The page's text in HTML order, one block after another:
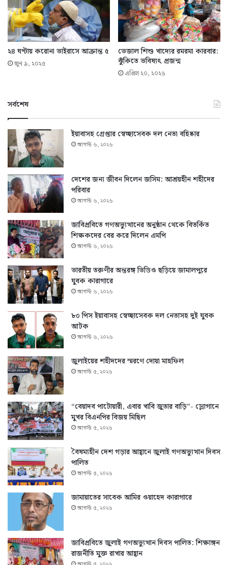
২৪ ঘণ্টায় করোনা ভাইরাসে আক্রান্ত ৫
জুন ৯, ২০২৫
ভেজাল শিশু খাদ্যের রমরমা কারবার:
ঝুঁকিতে ভবিষ্যৎ প্রজন্ম
এপ্রিল ২০, ২০২৬
সর্বশেষ
ইয়াবাসহ গ্রেপ্তার স্বেচ্ছাসেবক দল নেতা বহিষ্কার
আগস্ট ৬, ২০২৬
দেশের জন্য জীবন দিলেন জসিম: আশ্রয়হীন শহীদের
পরিবার
আগস্ট ৬, ২০২৬
জাবিপ্রবিতে গণঅভ্যুত্থানের অনুষ্ঠান থেকে বিতর্কিত
শিক্ষকদের বের করে দিলেন এমপি
আগস্ট ৬, ২০২৬
ভারতীয় তরুণীর অন্তরঙ্গ ভিডিও ছড়িয়ে জামালপুরে
যুবক কারাগারে
আগস্ট ৬, ২০২৬
৮০ পিস ইয়াবাসহ স্বেচ্ছাসেবক দল নেতাসহ দুই যুবক
আটক
আগস্ট ৬, ২০২৬
জুলাইয়ের শহীদদের স্মরণে দোয়া মাহফিল
আগস্ট ৫, ২০২৬
“বেয়াদব পাটোয়ারী, এবার খাবি জুতার বাড়ি”- স্লোগানে
মুখর বিএনপির বিজয় মিছিল
আগস্ট ৫, ২০২৬
বৈষম্যহীন দেশ গড়ার আহ্বানে জুলাই গণঅভ্যুত্থান দিবস
পালিত
আগস্ট ৫, ২০২৬
জামায়াতের সাবেক আমির ওয়াহেদ কারাগারে
আগস্ট ৫, ২০২৬
জাবিপ্রবিতে জুলাই গণঅভ্যুত্থান দিবস পালিত: শিক্ষাঙ্গন
রাজনীতি মুক্ত রাখার আহ্বান